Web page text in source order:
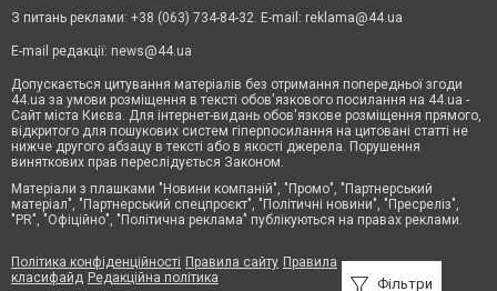
Фільтри
З питань реклами: +38 (063) 734-84-32. E-mail: reklama@44.ua
E-mail редакції: news@44.ua
Допускається цитування матеріалів без отримання попередньої згоди
44.ua за умови розміщення в тексті обов'язкового посилання на 44.ua -
Сайт міста Києва. Для інтернет-видань обов'язкове розміщення прямого,
відкритого для пошукових систем гіперпосилання на цитовані статті не
нижче другого абзацу в тексті або в якості джерела. Порушення
виняткових прав переслідується Законом.
Матеріали з плашками "Новини компаній", "Промо", "Партнерський
матеріал", "Партнерський спецпроєкт", "Політичні новини", "Пресреліз",
"PR", "Офіційно", "Політична реклама" публікуються на правах реклами.
Політика конфіденційності Правила сайту Правила
класифайд Редакційна політика